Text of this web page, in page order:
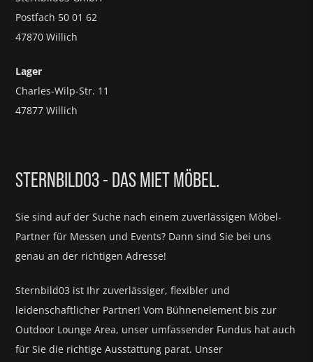
Postfach 50 01 62
47870 Willich
Lager
Charles-Wilp-Str. 11
47877 Willich
STERNBILD03 - DAS MIET MÖBEL.
Sie sind auf der Suche nach einem zuverlässigen Möbel-
Partner für Messen und Events? Dann sind Sie bei uns
genau an der richtigen Adresse!
Sternbild03 ist Ihr zuverlässiger, flexibler und
leidenschaftlicher Partner! Vom Bühnenelement bis zur
Outdoor Lounge Area, unser umfassender Fundus hat auch
für Sie die richtige Ausstattung parat. Unser